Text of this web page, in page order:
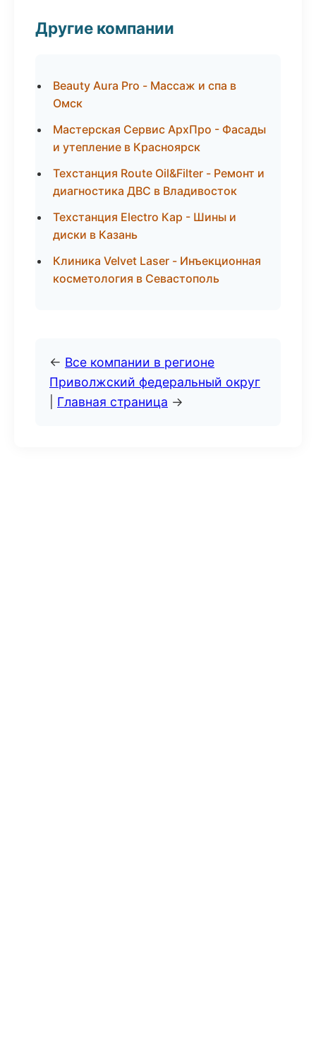
Другие компании
Beauty Aura Pro - Массаж и спа в
Омск
Мастерская Сервис АрхПро - Фасады
и утепление в Красноярск
Техстанция Route Oil&Filter - Ремонт и
диагностика ДВС в Владивосток
Техстанция Electro Кар - Шины и
диски в Казань
Клиника Velvet Laser - Инъекционная
косметология в Севастополь
← Все компании в регионе
Приволжский федеральный округ
Главная страница →